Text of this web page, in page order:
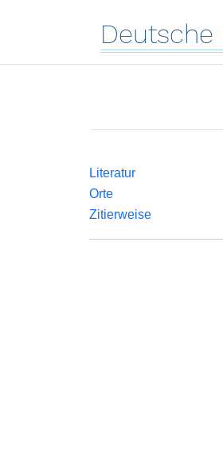
Deutsche
Literatur
Orte
Zitierweise